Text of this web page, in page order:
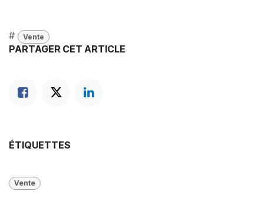
# Vente
PARTAGER CET ARTICLE
ÉTIQUETTES
Vente